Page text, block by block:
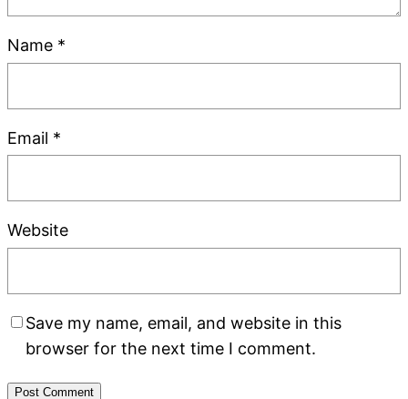
Name *
Email *
Website
Save my name, email, and website in this
browser for the next time I comment.